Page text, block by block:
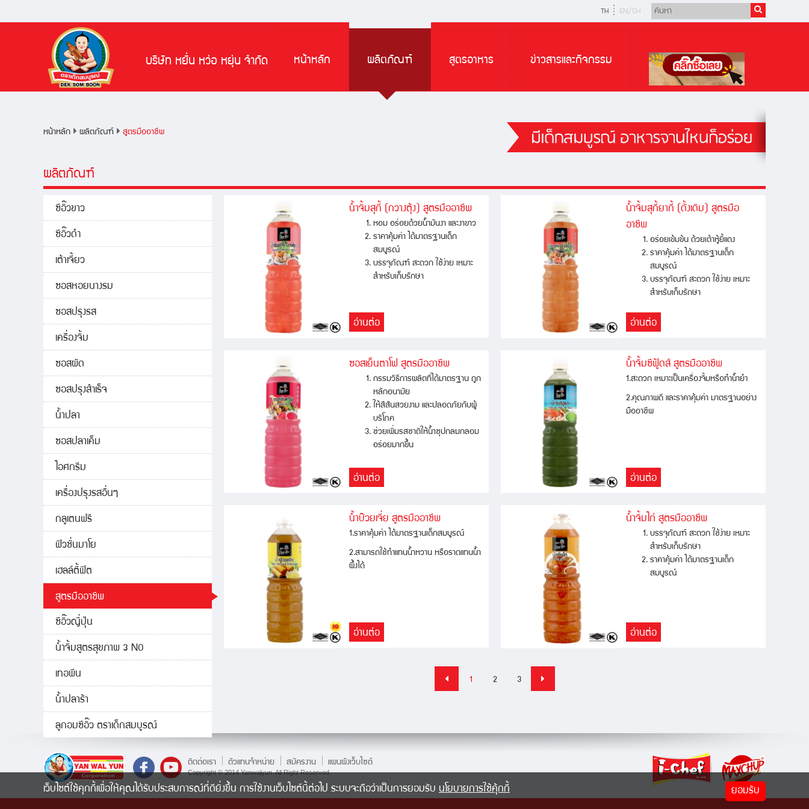
TH EN/CH
บริษัท หยั่น หว่อ หยุ่น จำกัด หน้าหลัก ผลิตภัณฑ์ สูตรอาหาร ข่าวสารและกิจกรรม
หน้าหลัก ผลิตภัณฑ์ สูตรมืออาชีพ
ผลิตภัณฑ์
ซีอิ๊วขาว
ซีอิ๊วดำ
เต้าเจี้ยว
ซอสหอยนางรม
ซอสปรุงรส
เครื่องจิ้ม
ซอสผัด
ซอสปรุงสำเร็จ
น้ำปลา
ซอสปลาเค็ม
ไอศกรีม
เครื่องปรุงรสอื่นๆ
กลูเตนฟรี
ฟิวชั่นมาโย
เฮลล์ตี้ฟิต
สูตรมืออาชีพ
ซีอิ๊วญี่ปุ่น
น้ำจิ้มสูตรสุขภาพ 3 NO
เทอพีน
น้ำปลาร้า
ลูกอมซีอิ๊ว ตราเด็กสมบูรณ์
น้ำจิ้มสุกี้ (กวางตุ้ง) สูตรมืออาชีพ
หอม อร่อยด้วยน้ำมันงา และงาขาว
ราคาคุ้มค่า ได้มาตรฐานเด็ก
สมบูรณ์
บรรจุภัณฑ์ สะดวก ใช้ง่าย เหมาะ
สำหรับเก็บรักษา
อ่านต่อ
น้ำจิ้มสุกี้ยากี้ (ดั้งเดิม) สูตรมือ
อาชีพ
อร่อยเข้มข้น ด้วยเต้าหู้ยี้แดง
ราคาคุ้มค่า ได้มาตรฐานเด็ก
สมบูรณ์
บรรจุภัณฑ์ สะดวก ใช้ง่าย เหมาะ
สำหรับเก็บรักษา
อ่านต่อ
ซอสเย็นตาโฟ สูตรมืออาชีพ
กรรมวิธีการผลิตที่ได้มาตรฐาน ถูก
หลักอนามัย
ให้สีสันสวยงาม และปลอดภัยกับผู้
บริโภค
ช่วยเพิ่มรสชาติให้น้ำซุปกลมกลอม
อร่อยมากขึ้น
อ่านต่อ
น้ำจิ้มซีฟู้ดส์ สูตรมืออาชีพ
1.สะดวก เหมาะเป็นเครื่องจิ้มหรือทำน้ำยำ
2.คุณภาพดี และราคาคุ้มค่า มาตรฐานอย่าง
มืออาชีพ
อ่านต่อ
น้ำบ๊วยเจี่ย สูตรมืออาชีพ
1.ราคาคุ้มค่า ได้มาตรฐานเด็กสมบูรณ์
2.สามารถใช้ทำแทนน้ำหวาน หรือราดแทนน้ำ
ผึ้งได้
อ่านต่อ
น้ำจิ้มไก่ สูตรมืออาชีพ
บรรจุภัณฑ์ สะดวก ใช้ง่าย เหมาะ
สำหรับเก็บรักษา
ราคาคุ้มค่า ได้มาตรฐานเด็ก
สมบูรณ์
อ่านต่อ
1 2 3
ติดต่อเรา ตัวแทนจำหน่าย สมัครงาน
แผนผังเว็บไซต์
Copyright © 2014 Yanwalyun. All Right Reserved.
ผลิตภัณฑ์
สูตรอาหาร
เว็บไซต์ใช้คุกกี้เพื่อให้คุณได้รับประสบการณ์ที่ดียิ่งขึ้น การใช้งานเว็บไซต์นี้ต่อไป ระบบจะถือว่าเป็นการยอมรับ นโยบายการใช้คุ้กกี้ ยอมรับ